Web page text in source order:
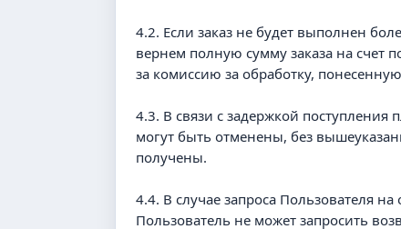
4.2. Если заказ не будет выполнен
вернем полную сумму заказа на счет
за комиссию за обработку,
4.3. В связи с задержкой
могут быть отменены, без
получены.
4.4. В случае запроса Пользователя
Пользователь не может запросить